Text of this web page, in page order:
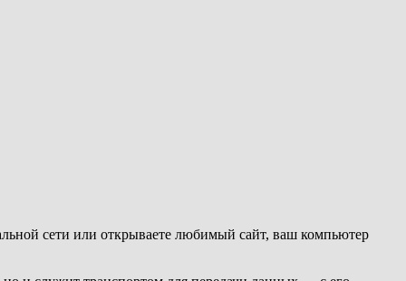
сети или открываете любимый сайт, ваш компьютер